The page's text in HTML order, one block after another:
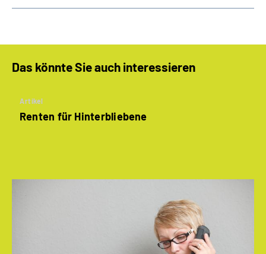
Das könnte Sie auch interessieren
Artikel
Renten für Hinterbliebene